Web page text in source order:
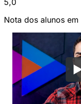
Nota dos alunos em